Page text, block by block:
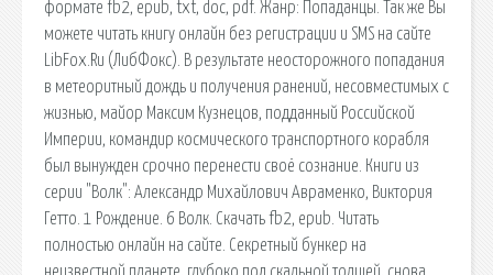
формате fb2, epub, txt, doc, pdf. Жанр: Попаданцы. Так же Вы
можете читать книгу онлайн без регистрации и SMS на сайте
LibFox.Ru (ЛибФокс). В результате неосторожного попадания
в метеоритный дождь и получения ранений, несовместимых с
жизнью, майор Максим Кузнецов, подданный Российской
Империи, командир космического транспортного корабля
был вынужден срочно перенести своё сознание. Книги из
серии "Волк": Александр Михайлович Авраменко, Виктория
Гетто. 1 Рождение. 6 Волк. Скачать fb2, epub. Читать
полностью онлайн на сайте. Секретный бункер на
неизвестной планете, глубоко под скальной толщей, снова